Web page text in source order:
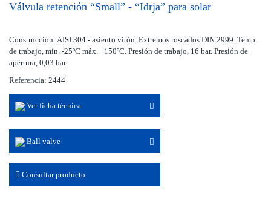
Válvula retención “Small” - “Idrja” para solar
Construcción: AISI 304 - asiento vitón. Extremos roscados DIN 2999. Temp.
de trabajo, mín. -25ºC máx. +150ºC. Presión de trabajo, 16 bar. Presión de
apertura, 0,03 bar.
Referencia: 2444
Ver ficha técnica
Ball valve
Consultar producto